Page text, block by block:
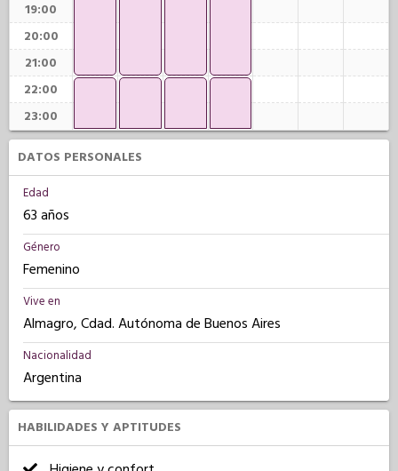
19:00
20:00
21:00
22:00
23:00
DATOS PERSONALES
Edad
63 años
Género
Femenino
Vive en
Almagro, Cdad. Autónoma de Buenos Aires
Nacionalidad
Argentina
HABILIDADES Y APTITUDES